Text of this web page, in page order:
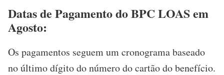
Datas de Pagamento do BPC LOAS em
Agosto:
Os pagamentos seguem um cronograma baseado
no último dígito do número do cartão do benefício.